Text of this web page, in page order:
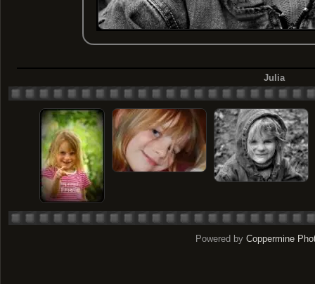
Julia
Powered by Coppermine